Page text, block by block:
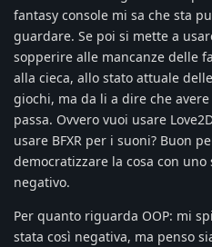
fantasy console mi sa che sta
guardare. Se poi si mette a
sopperire alle mancanze delle
alla cieca, allo stato attuale
giochi, ma da li a dire che
passa. Ovvero vuoi usare
usare BFXR per i suoni? Buon
democratizzare la cosa con
negativo.
Per quanto riguarda OOP: mi
stata così negativa, ma penso